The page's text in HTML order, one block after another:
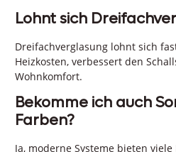
Lohnt sich
Dreifachverglasung lohnt sich
Heizkosten, verbessert den
Wohnkomfort.
Bekomme ich auch
Farben?
Ja, moderne Systeme bieten